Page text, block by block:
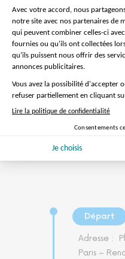
On
Départ
Adresse :
Paris –